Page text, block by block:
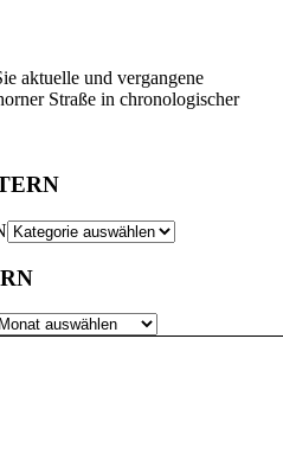
aktuelle und vergangene
Straße in chronologischer